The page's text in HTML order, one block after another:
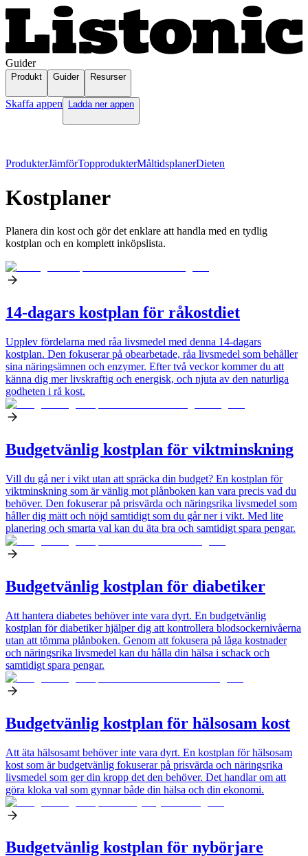
Guider
Produkt Guider Resurser
Skaffa appen Ladda ner appen
ProdukterJämförTopprodukterMåltidsplanerDieten
Kostplaner
Planera din kost och gör det enklare att handla med en tydlig
kostplan och en komplett inköpslista.
14-dagars kostplan för råkostdiet
Upplev fördelarna med råa livsmedel med denna 14-dagars
kostplan. Den fokuserar på obearbetade, råa livsmedel som behåller
sina näringsämnen och enzymer. Efter två veckor kommer du att
känna dig mer livskraftig och energisk, och njuta av den naturliga
godheten i rå kost.
Budgetvänlig kostplan för viktminskning
Vill du gå ner i vikt utan att spräcka din budget? En kostplan för
viktminskning som är vänlig mot plånboken kan vara precis vad du
behöver. Den fokuserar på prisvärda och näringsrika livsmedel som
håller dig mätt och nöjd samtidigt som du går ner i vikt. Med lite
planering och smarta val kan du äta bra och samtidigt spara pengar.
Budgetvänlig kostplan för diabetiker
Att hantera diabetes behöver inte vara dyrt. En budgetvänlig
kostplan för diabetiker hjälper dig att kontrollera blodsockernivåerna
utan att tömma plånboken. Genom att fokusera på låga kostnader
och näringsrika livsmedel kan du hålla din hälsa i schack och
samtidigt spara pengar.
Budgetvänlig kostplan för hälsosam kost
Att äta hälsosamt behöver inte vara dyrt. En kostplan för hälsosam
kost som är budgetvänlig fokuserar på prisvärda och näringsrika
livsmedel som ger din kropp det den behöver. Det handlar om att
göra kloka val som gynnar både din hälsa och din ekonomi.
Budgetvänlig kostplan för nybörjare